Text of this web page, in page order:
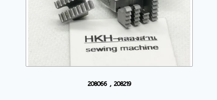
208066 , 208219